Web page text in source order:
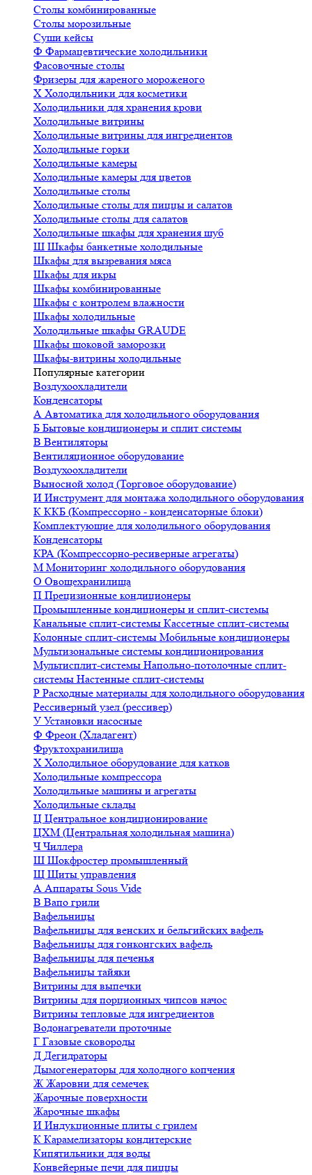
Столы комбинированные
Столы морозильные
Суши кейсы
Ф Фармацевтические холодильники
Фасовочные столы
Фризеры для жареного мороженого
Х Холодильники для косметики
Холодильники для хранения крови
Холодильные витрины
Холодильные витрины для ингредиентов
Холодильные горки
Холодильные камеры
Холодильные камеры для цветов
Холодильные столы
Холодильные столы для пиццы и салатов
Холодильные столы для салатов
Холодильные шкафы для хранения шуб
Ш Шкафы банкетные холодильные
Шкафы для вызревания мяса
Шкафы для икры
Шкафы комбинированные
Шкафы с контролем влажности
Шкафы холодильные
Холодильные шкафы GRAUDE
Шкафы шоковой заморозки
Шкафы-витрины холодильные
Популярные категории
Воздухоохладители
Конденсаторы
А Автоматика для холодильного оборудования
Б Бытовые кондиционеры и сплит системы
В Вентиляторы
Вентиляционное оборудование
Воздухоохладители
Выносной холод (Торговое оборудование)
И Инструмент для монтажа холодильного оборудования
К ККБ (Компрессорно - конденсаторные блоки)
Комплектующие для холодильного оборудования
Конденсаторы
КРА (Компрессорно-ресиверные агрегаты)
М Мониторинг холодильного оборудования
О Овощехранилища
П Прецизионные кондиционеры
Промышленные кондиционеры и сплит-системы
Канальные сплит-системы Кассетные сплит-системы
Колонные сплит-системы Мобильные кондиционеры
Мультизональные системы кондиционирования
Мультисплит-системы Напольно-потолочные сплит-
системы Настенные сплит-системы
Р Расходные материалы для холодильного оборудования
Рессиверный узел (рессивер)
У Установки насосные
Ф Фреон (Хладагент)
Фруктохранилища
Х Холодильное оборудование для катков
Холодильные компрессора
Холодильные машины и агрегаты
Холодильные склады
Ц Центральное кондиционирование
ЦХМ (Центральная холодильная машина)
ЧЧиллера
Ш Шокфростер промышленный
Щ Щиты управления
А Аппараты Sous Vide
В Вапо грили
Вафельницы
Вафельницы для венских и бельгийских вафель
Вафельницы для гонконгских вафель
Вафельницы для печенья
Вафельницы тайяки
Витрины для выпечки
Витрины для порционных чипсов начос
Витрины тепловые для ингредиентов
Водонагреватели проточные
Г Газовые сковороды
Д Дегидраторы
Дымогенераторы для холодного копчения
ЖЖаровни для семечек
Жарочные поверхности
Жарочные шкафы
И Индукционные плиты с грилем
К Карамелизаторы кондитерские
Кипятильники для воды
Конвейерные печи для пиццы